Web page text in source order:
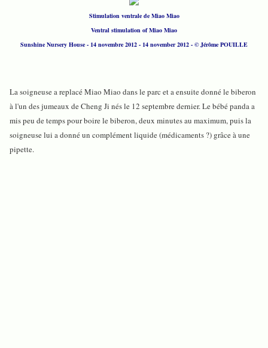
Stimulation ventrale de Miao Miao
Ventral stimulation of Miao Miao
Sunshine Nursery House - 14 novembre 2012 - 14 november 2012 - © Jérôme POUILLE
La soigneuse a replacé Miao Miao dans le parc et a ensuite donné le biberon
à l'un des jumeaux de Cheng Ji nés le 12 septembre dernier. Le bébé panda a
mis peu de temps pour boire le biberon, deux minutes au maximum, puis la
soigneuse lui a donné un complément liquide (médicaments ?) grâce à une
pipette.